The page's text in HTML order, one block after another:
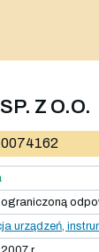
Z O.O.
ograniczoną
urządzeń,